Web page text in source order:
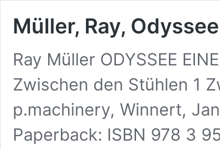
Müller, Ray,
Ray Müller ODYSSEE
Zwischen den Stühlen 1
p.machinery, Winnert,
Paperback: ISBN 978 3